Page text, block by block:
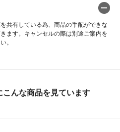
共有している為、商品の手配ができな
ます。キャンセルの際は別途ご案内を
。
こんな商品を見ています